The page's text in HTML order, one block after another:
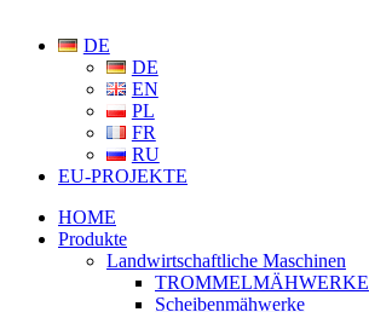
DE
DE
EN
PL
FR
RU
EU-PROJEKTE
HOME
Produkte
Landwirtschaftliche Maschinen
TROMMELMÄHWERKE
Scheibenmähwerke